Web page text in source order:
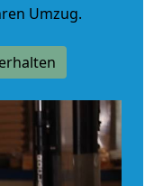
Umzug.